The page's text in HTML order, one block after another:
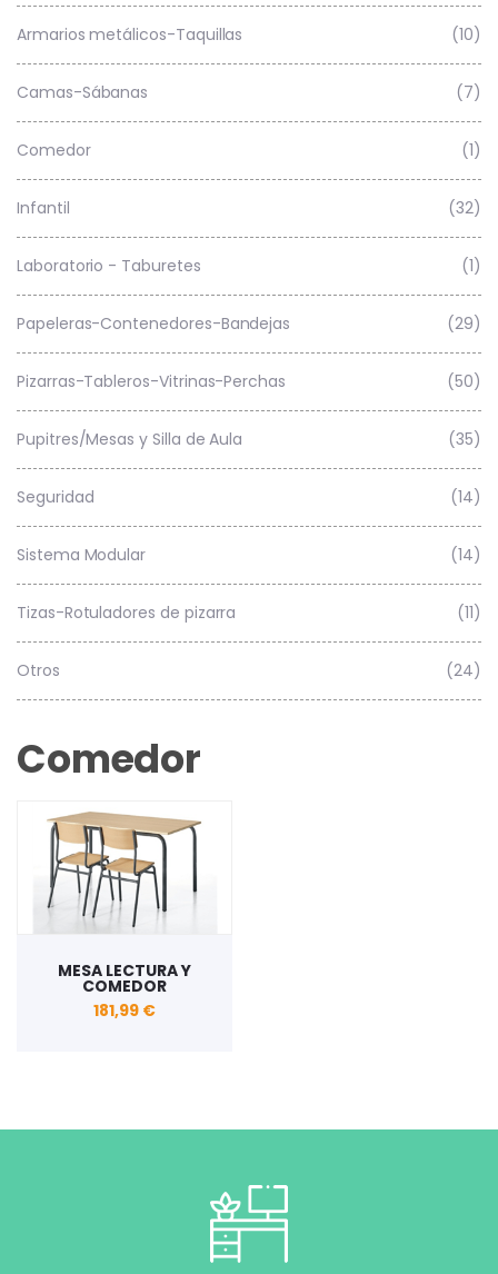
Armarios metálicos-Taquillas (10)
Camas-Sábanas (7)
Comedor (1)
Infantil (32)
Laboratorio - Taburetes (1)
Papeleras-Contenedores-Bandejas (29)
Pizarras-Tableros-Vitrinas-Perchas (50)
Pupitres/Mesas y Silla de Aula (35)
Seguridad (14)
Sistema Modular (14)
Tizas-Rotuladores de pizarra (11)
Otros (24)
Comedor
MESA LECTURA Y
COMEDOR
181,99 €